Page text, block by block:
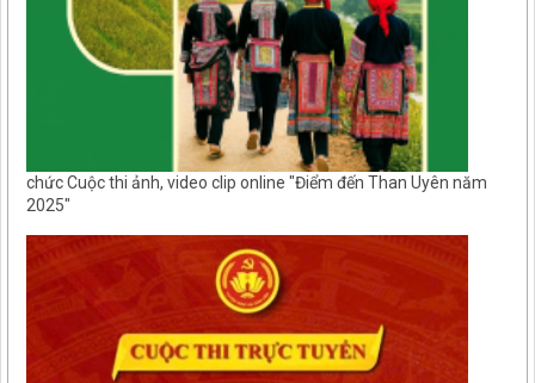
chức Cuộc thi ảnh, video clip online "Điểm đến Than Uyên năm
2025"